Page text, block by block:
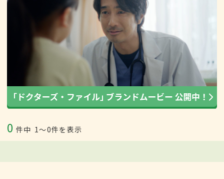
0 件中 1〜0件を表示